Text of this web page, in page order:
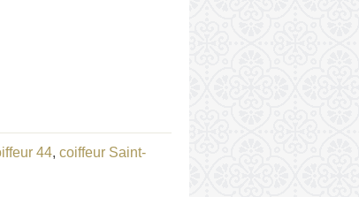
44, coiffeur Saint-